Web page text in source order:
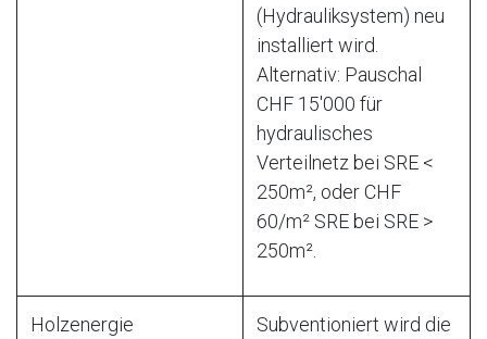
(Hydrauliksystem) neu
installiert wird.
Alternativ: Pauschal
CHF 15'000 für
hydraulisches
Verteilnetz bei SRE <
250m², oder CHF
60/m² SRE bei SRE >
250m².
Holzenergie
Subventioniert wird die